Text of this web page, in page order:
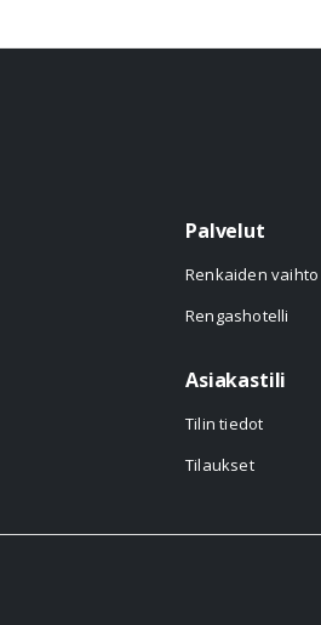
Palvelut
Renkaiden vaihto
Rengashotelli
Asiakastili
Tilin tiedot
Tilaukset